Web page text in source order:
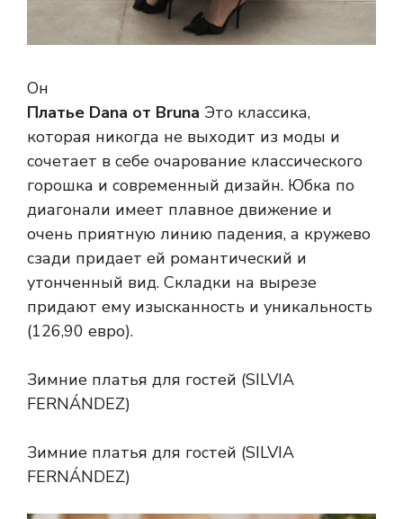
Он
Платье Dana от Bruna Это классика,
которая никогда не выходит из моды и
сочетает в себе очарование классического
горошка и современный дизайн. Юбка по
диагонали имеет плавное движение и
очень приятную линию падения, а кружево
сзади придает ей романтический и
утонченный вид. Складки на вырезе
придают ему изысканность и уникальность
(126,90 евро).
Зимние платья для гостей (SILVIA
FERNÁNDEZ)
Зимние платья для гостей (SILVIA
FERNÁNDEZ)